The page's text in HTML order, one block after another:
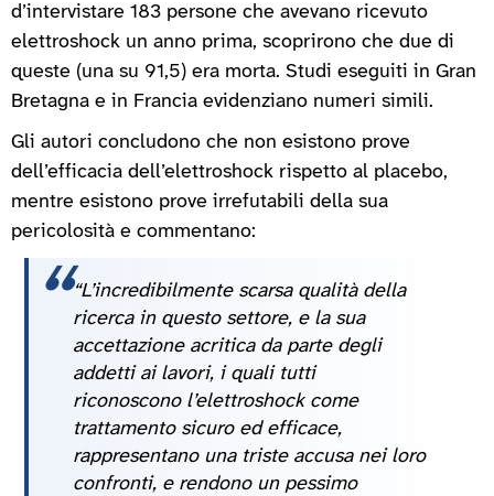
d’intervistare 183 persone che avevano ricevuto
elettroshock un anno prima, scoprirono che due di
queste (una su 91,5) era morta. Studi eseguiti in Gran
Bretagna e in Francia evidenziano numeri simili.
Gli autori concludono che non esistono prove
dell’efficacia dell’elettroshock rispetto al placebo,
mentre esistono prove irrefutabili della sua
pericolosità e commentano:
“L’incredibilmente scarsa qualità della
ricerca in questo settore, e la sua
accettazione acritica da parte degli
addetti ai lavori, i quali tutti
riconoscono l’elettroshock come
trattamento sicuro ed efficace,
rappresentano una triste accusa nei loro
confronti, e rendono un pessimo